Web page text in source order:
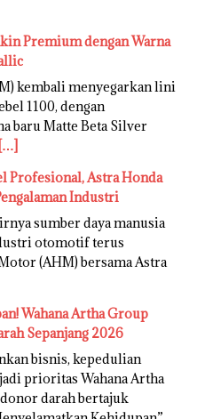
Premium dengan Warna
kembali menyegarkan lini
1100, dengan
baru Matte Beta Silver
[…]
Profesional, Astra Honda
Industri
sumber daya manusia
otomotif terus
(AHM) bersama Astra
Wahana Artha Group
Sepanjang 2026
bisnis, kepedulian
prioritas Wahana Artha
darah bertajuk